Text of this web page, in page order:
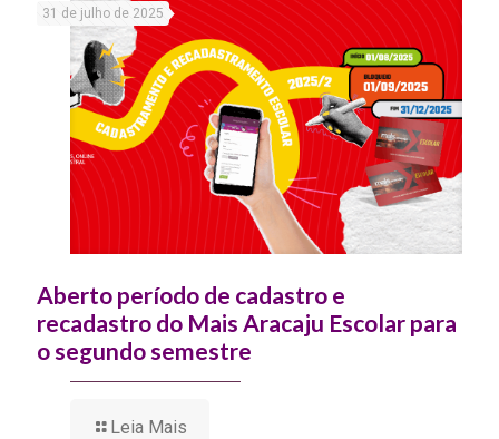
31 de julho de 2025
Aberto período de cadastro e
recadastro do Mais Aracaju Escolar para
o segundo semestre
Leia Mais